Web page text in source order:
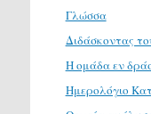
Γλώσσα
Διδάσκοντας
Η ομάδα εν
Ημερολόγιο